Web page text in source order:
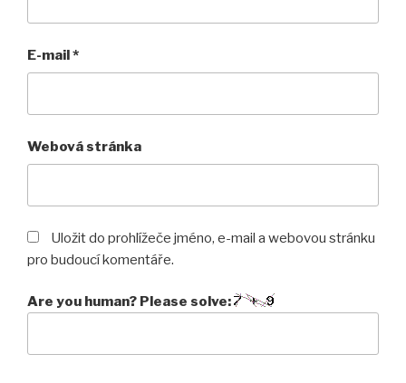
E-mail*
Webová stránka
Uložit do prohlížeče jméno, e-mail a webovou stránku
pro budoucí komentáře.
Are you human? Please solve: